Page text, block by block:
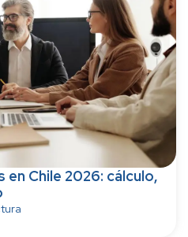
en Chile 2026: cálculo,